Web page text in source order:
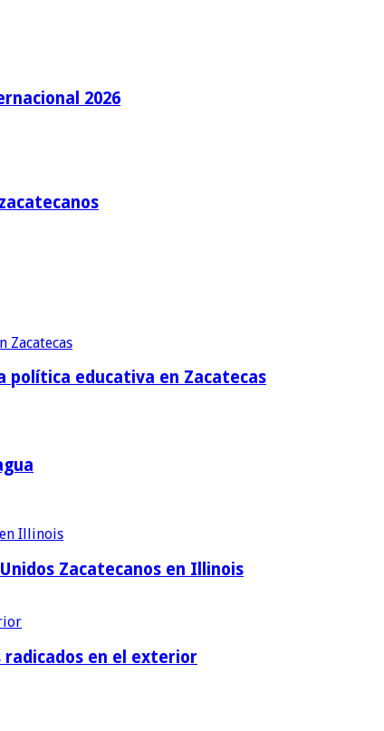
2026
política educativa en Zacatecas
Zacatecanos en Illinois
radicados en el exterior